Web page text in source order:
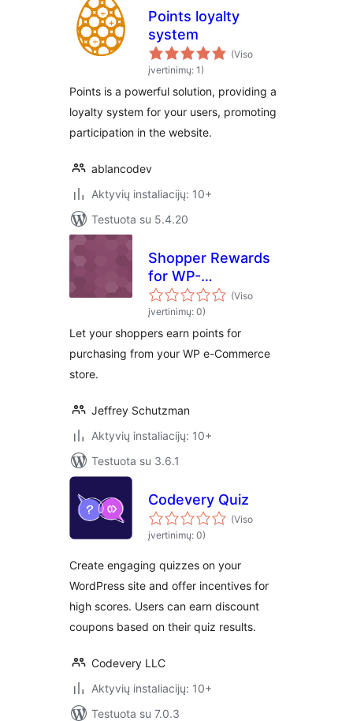
Points loyalty
system
(Viso
įvertinimų: 1)
Points is a powerful solution, providing a
loyalty system for your users, promoting
participation in the website.
ablancodev
Aktyvių instaliacijų: 10+
Testuota su 5.4.20
Shopper Rewards
for WP-
eCommerce (Viso
įvertinimų: 0)
Let your shoppers earn points for
purchasing from your WP e-Commerce
store.
Jeffrey Schutzman
Aktyvių instaliacijų: 10+
Testuota su 3.6.1
Codevery Quiz
(Viso
įvertinimų: 0)
Create engaging quizzes on your
WordPress site and offer incentives for
high scores. Users can earn discount
coupons based on their quiz results.
Codevery LLC
Aktyvių instaliacijų: 10+
Testuota su 7.0.3